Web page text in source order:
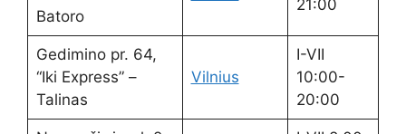
Batoro
21:00
Gedimino pr. 64,
“Iki Express” –
Talinas
Vilnius
I-VII
10:00-
20:00